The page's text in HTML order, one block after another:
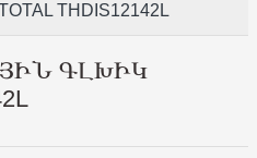
THDIS12142L
ԳԼԽԻԿ